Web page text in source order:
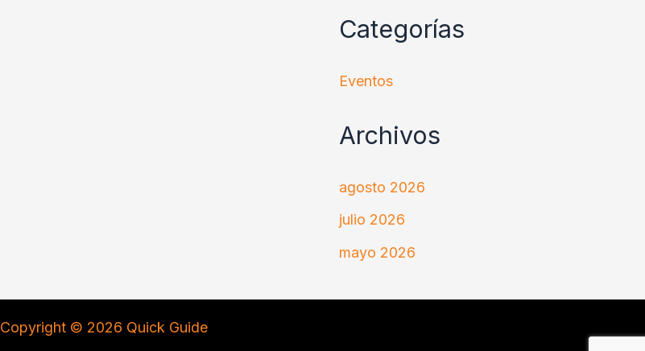
Categorías
Eventos
Archivos
agosto 2026
julio 2026
mayo 2026
Copyright © 2026 Quick Guide